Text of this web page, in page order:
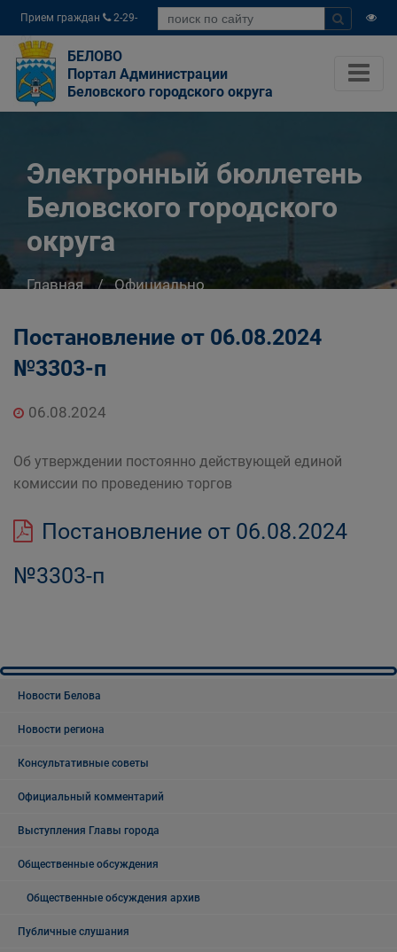
Прием граждан
2-29-
04
БЕЛОВО
Портал Администрации
Беловского городского округа
Электронный бюллетень
Беловского городского
округа
Главная
Официально
Постановление от 06.08.2024
№3303-п
06.08.2024
Об утверждении постоянно действующей единой
комиссии по проведению торгов
Постановление от 06.08.2024
№3303-п
Новости Белова
Новости региона
Консультативные советы
Официальный комментарий
Выступления Главы города
Общественные обсуждения
Общественные обсуждения архив
Публичные слушания